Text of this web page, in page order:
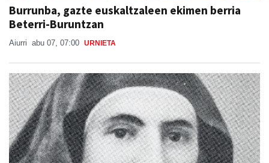
Burrunba, gazte euskaltzaleen ekimen berria
Beterri-Buruntzan
Aiurri abu 07, 07:00 URNIETA